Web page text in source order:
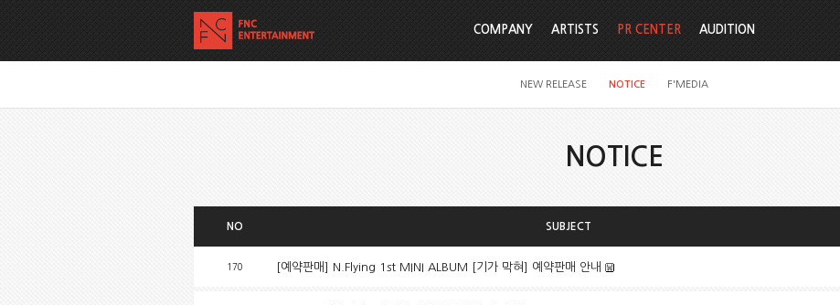
COMPANY ARTISTS PR CENTER
NEW RELEASE NOTICE F'MEDIA
AUDITION
NOTICE
NO SUBJECT
170 [예약판매] N.Flying 1st MINI ALBUM [기가 막혀] 예약판매 안내